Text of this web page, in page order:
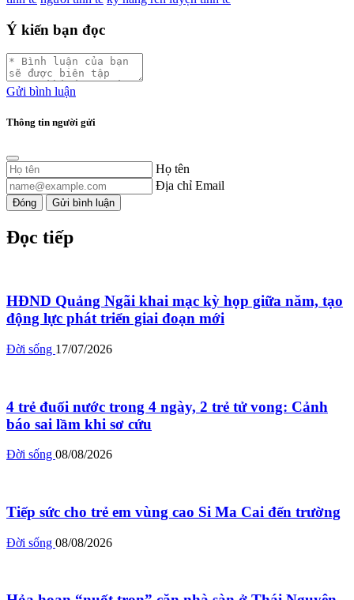
Ý kiến bạn đọc
Gửi bình luận
Thông tin người gửi
Họ tên
Địa chỉ Email
Đóng Gửi bình luận
Đọc tiếp
HĐND Quảng Ngãi khai mạc kỳ họp giữa năm, tạo
động lực phát triển giai đoạn mới
Đời sống 17/07/2026
4 trẻ đuối nước trong 4 ngày, 2 trẻ tử vong: Cảnh
báo sai lầm khi sơ cứu
Đời sống 08/08/2026
Tiếp sức cho trẻ em vùng cao Si Ma Cai đến trường
Đời sống 08/08/2026